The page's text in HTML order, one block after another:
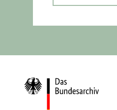
Zur
Startseite